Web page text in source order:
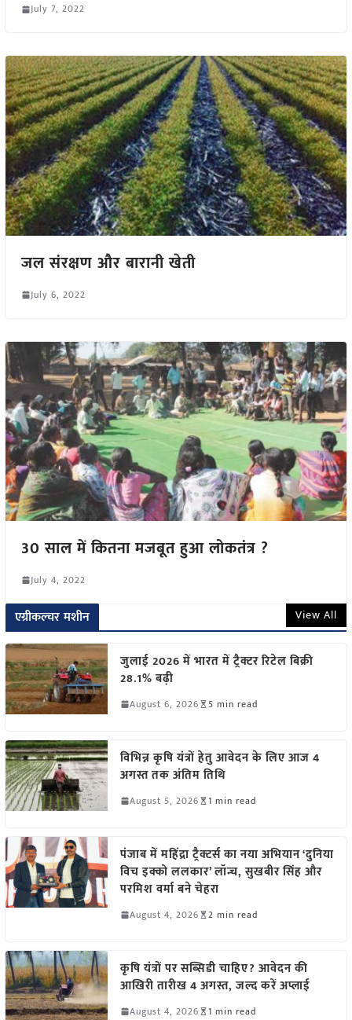
July 7, 2022
जल संरक्षण और बारानी खेती
July 6, 2022
30 साल में कितना मजबूत हुआ लोकतंत्र ?
July 4, 2022
एग्रीकल्चर मशीन View All
जुलाई 2026 में भारत में ट्रैक्टर रिटेल बिक्री
28.1% बढ़ी
August 6, 2026 5 min read
विभिन्न कृषि यंत्रों हेतु आवेदन के लिए आज 4
अगस्त तक अंतिम तिथि
August 5, 2026 1 min read
पंजाब में महिंद्रा ट्रैक्टर्स का नया अभियान ‘दुनिया
विच इक्को ललकार’ लॉन्च, सुखबीर सिंह और
परमिश वर्मा बने चेहरा
August 4, 2026 2 min read
कृषि यंत्रों पर सब्सिडी चाहिए? आवेदन की
आखिरी तारीख 4 अगस्त, जल्द करें अप्लाई
August 4, 2026 1 min read